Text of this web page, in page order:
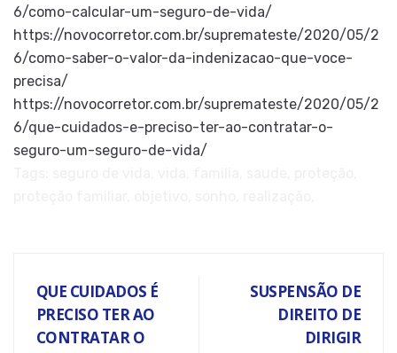
6/como-calcular-um-seguro-de-vida/
https://novocorretor.com.br/supremateste/2020/05/2
6/como-saber-o-valor-da-indenizacao-que-voce-
precisa/
https://novocorretor.com.br/supremateste/2020/05/2
6/que-cuidados-e-preciso-ter-ao-contratar-o-
seguro-um-seguro-de-vida/
QUE CUIDADOS É
PRECISO TER AO
CONTRATAR O
SUSPENSÃO DE
DIREITO DE
DIRIGIR